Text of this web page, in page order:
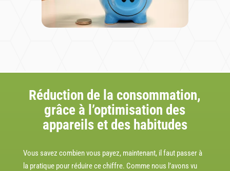
Réduction de la consommation,
grâce à l’optimisation des
appareils et des habitudes
Vous savez combien vous payez, maintenant, il faut passer à
la pratique pour réduire ce chiffre. Comme nous l’avons vu